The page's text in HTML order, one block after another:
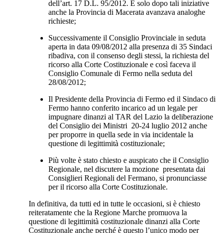
dell’art. 17 D.L. 95/2012. E solo dopo tali iniziative
anche la Provincia di Macerata avanzava analoghe
richieste;
Successivamente il Consiglio Provinciale in seduta
aperta in data 09/08/2012 alla presenza di 35 Sindaci
ribadiva, con il consenso degli stessi, la richiesta del
ricorso alla Corte Costituzionale e così faceva il
Consiglio Comunale di Fermo nella seduta del
28/08/2012;
Il Presidente della Provincia di Fermo ed il Sindaco di
Fermo hanno conferito incarico ad un legale per
impugnare dinanzi al TAR del Lazio la deliberazione
del Consiglio dei Ministri 20-24 luglio 2012 anche
per proporre in quella sede in via incidentale la
questione di legittimità costituzionale;
Più volte è stato chiesto e auspicato che il Consiglio
Regionale, nel discutere la mozione presentata dai
Consiglieri Regionali del Fermano, si pronunciasse
per il ricorso alla Corte Costituzionale.
In definitiva, da tutti ed in tutte le occasioni, si è chiesto
reiteratamente che la Regione Marche promuova la
questione di legittimità costituzionale dinanzi alla Corte
Costituzionale anche perché è questo l’unico modo per